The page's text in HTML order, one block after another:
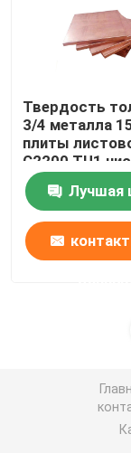
Твердость
3/4 металла
плиты
C2200 TU1
Лучшая